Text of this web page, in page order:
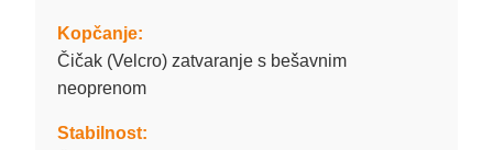
Kopčanje:
Čičak (Velcro) zatvaranje s bešavnim
neoprenom
Stabilnost: